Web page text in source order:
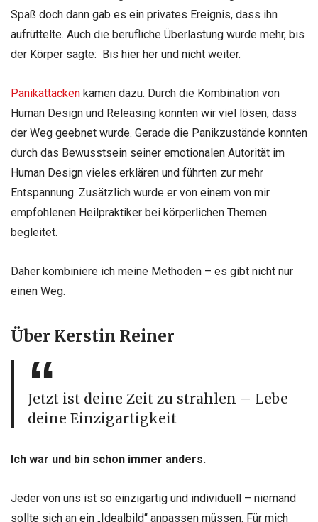
Spaß doch dann gab es ein privates Ereignis, dass ihn
aufrüttelte. Auch die berufliche Überlastung wurde mehr, bis
der Körper sagte: Bis hier her und nicht weiter.
Panikattacken kamen dazu. Durch die Kombination von
Human Design und Releasing konnten wir viel lösen, dass
der Weg geebnet wurde. Gerade die Panikzustände konnten
durch das Bewusstsein seiner emotionalen Autorität im
Human Design vieles erklären und führten zur mehr
Entspannung. Zusätzlich wurde er von einem von mir
empfohlenen Heilpraktiker bei körperlichen Themen
begleitet.
Daher kombiniere ich meine Methoden – es gibt nicht nur
einen Weg.
Über Kerstin Reiner
Jetzt ist deine Zeit zu strahlen – Lebe
deine Einzigartigkeit
Ich war und bin schon immer anders.
Jeder von uns ist so einzigartig und individuell – niemand
sollte sich an ein „Idealbild“ anpassen müssen. Für mich